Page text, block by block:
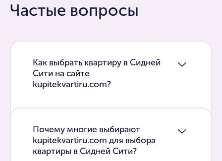
Частые вопросы
Как выбрать квартиру в Сидней
Сити на сайте
kupitekvartiru.com?
Почему многие выбирают
kupitekvartiru.com для выбора
квартиры в Сидней Сити?